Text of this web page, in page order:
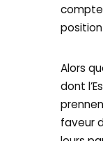
Alors
dont
faveur